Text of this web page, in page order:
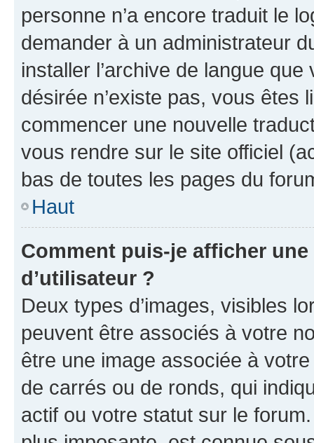
personne n’a encore traduit le
demander à un administrateur
installer l’archive de langue
désirée n’existe pas, vous êtes
commencer une nouvelle
vous rendre sur le site officiel
bas de toutes les pages du
Haut
Comment puis-je afficher
d’utilisateur ?
Deux types d’images, visibles
peuvent être associés à votre
être une image associée à
de carrés ou de ronds, qui
actif ou votre statut sur le